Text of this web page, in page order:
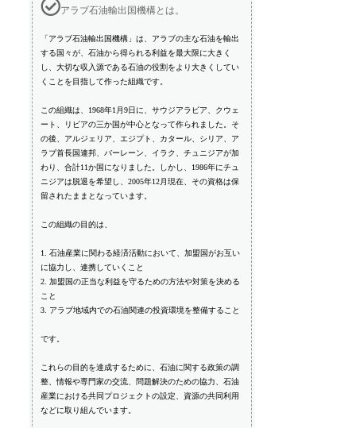
アラブ石油輸出国機構とは。
「アラブ石油輸出国機構」は、アラブの主な石油を輸出
する国々が、石油から得られる利益を最大限に大きく
し、大切な収入源である石油の役割をより大きくしてい
くことを目指して作った組織です。
この組織は、1968年1月9日に、サウジアラビア、クウェ
ート、リビアの三か国が中心となって作られました。そ
の後、アルジェリア、エジプト、カタール、シリア、ア
ラブ首長国連邦、バーレーン、イラク、チュニジアが加
わり、合計11か国になりました。しかし、1986年にチュ
ニジアは脱退を希望し、2005年12月現在、その資格は保
留されたままとなっています。
この組織の目的は、
1. 石油産業に関わる経済活動において、加盟国がお互い
に協力し、連携していくこと
2. 加盟国の正当な利益を守るための方法や対策を決める
こと
3. アラブ地域内での石油関連の投資環境を整備すること
です。
これらの目的を達成するために、石油に関する政策の調
整、情報や専門家の交流、問題解決のための協力、石油
産業における共同プロジェクトの設定、資源の共同利用
などに取り組んでいます。